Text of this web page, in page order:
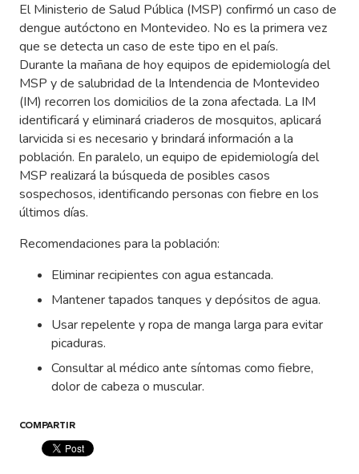
El Ministerio de Salud Pública (MSP) confirmó un caso de
dengue autóctono en Montevideo. No es la primera vez
que se detecta un caso de este tipo en el país.
Durante la mañana de hoy equipos de epidemiología del
MSP y de salubridad de la Intendencia de Montevideo
(IM) recorren los domicilios de la zona afectada. La IM
identificará y eliminará criaderos de mosquitos, aplicará
larvicida si es necesario y brindará información a la
población. En paralelo, un equipo de epidemiología del
MSP realizará la búsqueda de posibles casos
sospechosos, identificando personas con fiebre en los
últimos días.
Recomendaciones para la población:
Eliminar recipientes con agua estancada.
Mantener tapados tanques y depósitos de agua.
Usar repelente y ropa de manga larga para evitar
picaduras.
Consultar al médico ante síntomas como fiebre,
dolor de cabeza o muscular.
COMPARTIR